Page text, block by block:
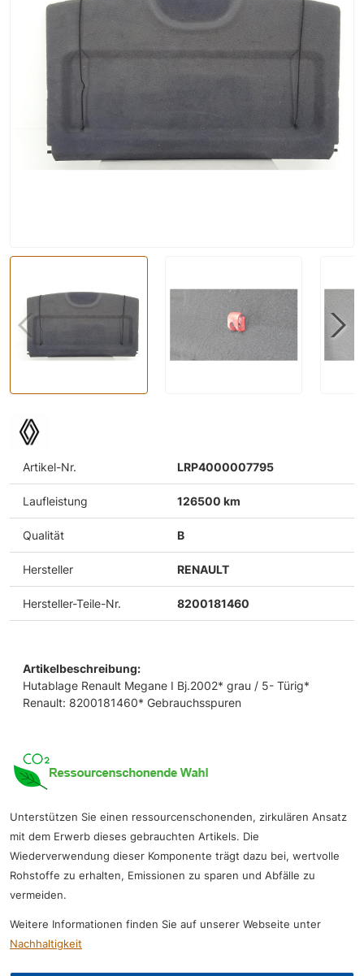
Artikel-Nr. LRP4000007795
Laufleistung 126500 km
Qualität B
Hersteller RENAULT
Hersteller-Teile-Nr. 8200181460
Artikelbeschreibung:
Hutablage Renault Megane I Bj.2002* grau / 5- Türig*
Renault: 8200181460* Gebrauchsspuren
Unterstützen Sie einen ressourcenschonenden, zirkulären Ansatz
mit dem Erwerb dieses gebrauchten Artikels. Die
Wiederverwendung dieser Komponente trägt dazu bei, wertvolle
Rohstoffe zu erhalten, Emissionen zu sparen und Abfälle zu
vermeiden.
Weitere Informationen finden Sie auf unserer Webseite unter
Nachhaltigkeit